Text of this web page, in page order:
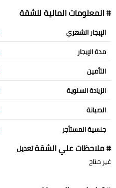
# المعلومات المالية للشقة
الإيجار الشهري
مدة الإيجار
التأمين
الزيادة السنوية
الصيانة
جنسية المستأجر
# ملاحظات علي الشقةتعديل
غير متاح